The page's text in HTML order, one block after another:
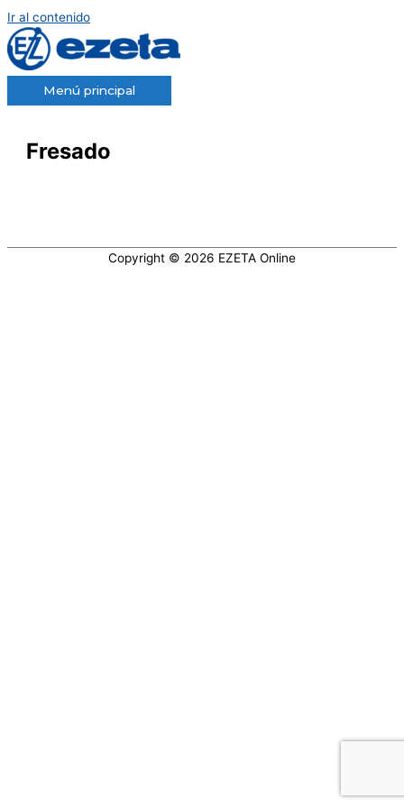
Ir al contenido
Menú principal
Fresado
Copyright © 2026 EZETA Online